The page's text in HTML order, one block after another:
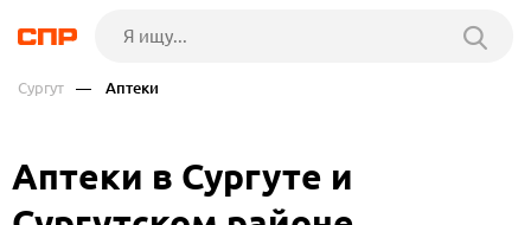
Сургут — Аптеки
Аптеки в Сургуте и